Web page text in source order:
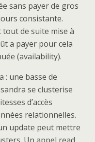
sans payer de gros
consistante.
de suite mise à
a payer pour cela
(availability).
: une basse de
se clusterise
d’accès
relationnelles.
update peut mettre